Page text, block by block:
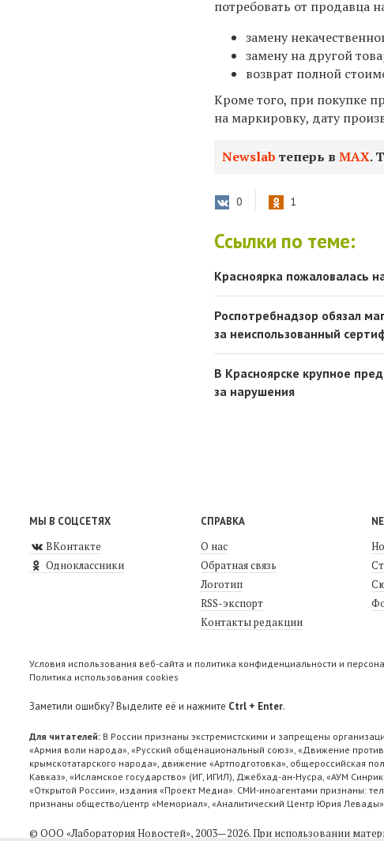
потребовать от продавца
замену
замену на другой
возврат полной
Кроме того, при покупке
на маркировку, дату
Newslab теперь вМАХ.
0 1
Ссылки по теме:
Красноярка пожаловалась
Роспотребнадзор обязал
за неиспользованный
В Красноярске крупное
за нарушения
МЫ В СОЦСЕТЯХ
ВКонтакте
Одноклассники
СПРАВКА
О нас
Обратная связь
Логотип
RSS-экспорт
Контакты редакции
Условия использования веб-сайта и политика конфиденциальности и
Политика использования cookies
Заметили ошибку? Выделите её и нажмите Ctrl + Enter.
Для читателей: В России признаны экстремистскими и запрещены
«Армия воли народа», «Русский общенациональный союз», «Движение
крымскотатарского народа», движение «Артподготовка», общероссийская
Кавказ», «Исламское государство» (ИГ, ИГИЛ), Джебхад-ан-Нусра, «АУМ
«Открытой России», издания «Проект Медиа». СМИ-иноагентами признаны:
признаны общество/центр «Мемориал», «Аналитический Центр Юрия
© ООО «Лаборатория Новоcтей», 2003—2026.При использовании